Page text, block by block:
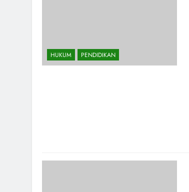
HUKUM PENDIDIKAN